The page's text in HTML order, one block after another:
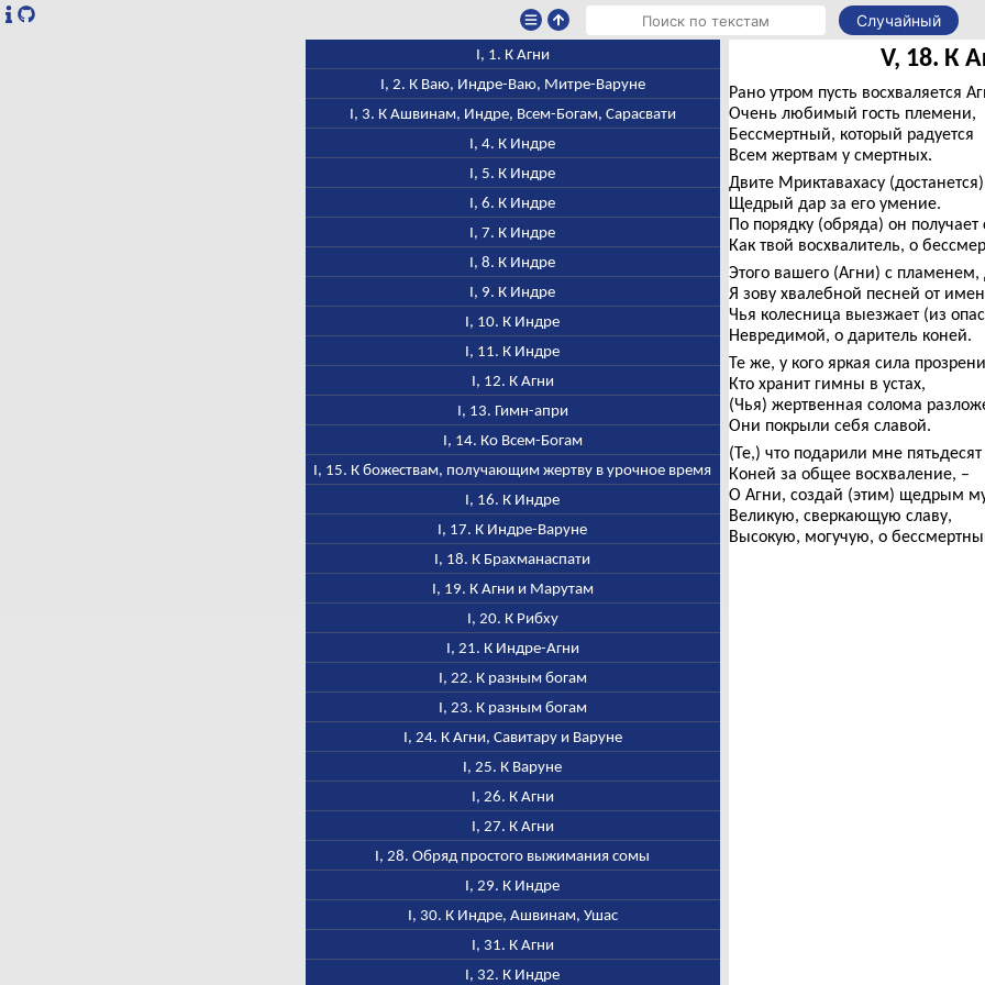
Случайный
I, 1. К Агни
I, 2. К Ваю, Индре-Ваю, Митре-Варуне
I, 3. К Ашвинам, Индре, Всем-Богам, Сарасвати
I, 4. К Индре
I, 5. К Индре
I, 6. К Индре
I, 7. К Индре
I, 8. К Индре
I, 9. К Индре
I, 10. К Индре
I, 11. К Индре
I, 12. К Агни
I, 13. Гимн-апри
I, 14. Ко Всем-Богам
I, 15. К божествам, получающим жертву в урочное время
I, 16. К Индре
I, 17. К Индре-Варуне
I, 18. К Брахманаспати
I, 19. К Агни и Марутам
I, 20. К Рибху
I, 21. К Индре-Агни
I, 22. К разным богам
I, 23. К разным богам
I, 24. К Агни, Савитару и Варуне
I, 25. К Варуне
I, 26. К Агни
I, 27. К Агни
I, 28. Обряд простого выжимания сомы
I, 29. К Индре
I, 30. К Индре, Ашвинам, Ушас
I, 31. К Агни
I, 32. К Индре
V, 18. К
Рано утром пусть восхваляется
Очень любимый гость племени,
Бессмертный, который радуется
Всем жертвам у смертных.
Двите Мриктавахасу (достанется)
Щедрый дар за его умение.
По порядку (обряда) он получает
Как твой восхвалитель, о
Этого вашего (Агни) с
Я зову хвалебной песней от
Чья колесница выезжает (из
Невредимой, о даритель коней.
Те же, у кого яркая сила
Кто хранит гимны в устах,
(Чья) жертвенная солома
Они покрыли себя славой.
(Те,) что подарили мне пятьдесят
Коней за общее восхваление, –
О Агни, создай (этим) щедрым
Великую, сверкающую славу,
Высокую, могучую, о